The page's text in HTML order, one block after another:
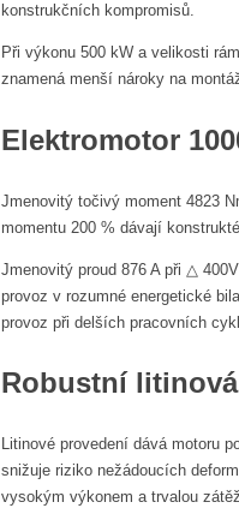
konstrukčních kompromisů.
Při výkonu 500 kW a velikosti
znamená menší nároky na
Elektromotor
Jmenovitý točivý moment 4823
momentu 200 % dávají
Jmenovitý proud 876 A při △
provoz v rozumné energetické
provoz při delších pracovních
Robustní
Litinové provedení dává motoru
snižuje riziko nežádoucích
vysokým výkonem a trvalou